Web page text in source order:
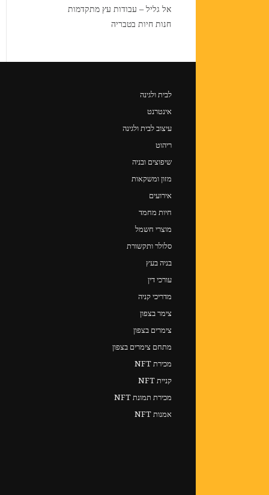
אל גליל – עבודות עץ מתקדמות
חנות חיות בטבריה
לבית ולגינה
אינטרנט
עיצוב לבית ולגינה
ריהוט
שיפוצים ובניה
מזון ומשקאות
אירועים
חיות מחמד
מוצרי חשמל
סלולר ותקשורת
בניה בעץ
עורכי דין
מדריכי קניה
צימר בצפון
צימרים בצפון
מתחם צימרים בצפון
מכירת NFT
קניית NFT
מכירת תמונת NFT
אמנות NFT